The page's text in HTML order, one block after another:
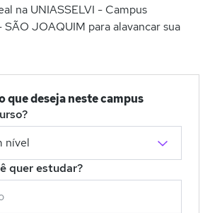
na UNIASSELVI - Campus
JOAQUIM para alavancar sua
que deseja neste campus
quer estudar?